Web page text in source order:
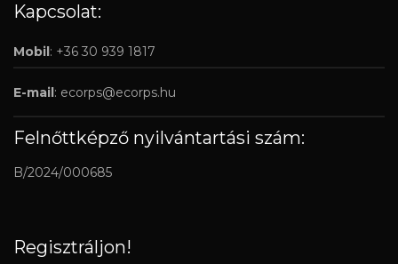
Kapcsolat:
Mobil: +36 30 939 1817
E-mail: ecorps@ecorps.hu
Felnőttképző nyilvántartási szám:
B/2024/000685
Regisztráljon!